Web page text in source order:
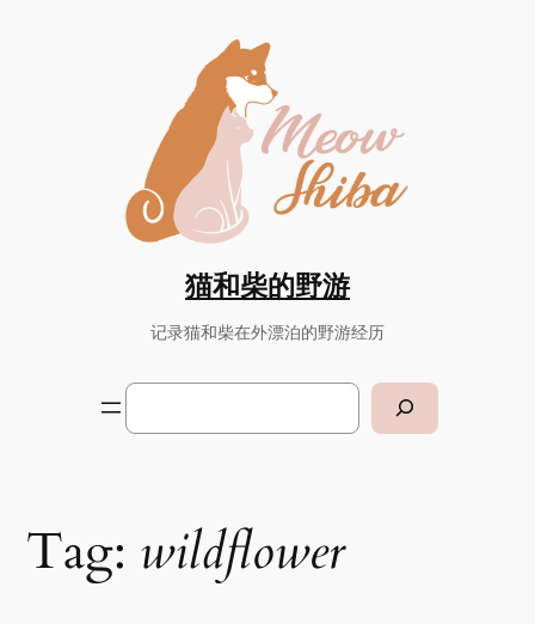
猫和柴的野游
记录猫和柴在外漂泊的野游经历
Search
Tag: wildflower